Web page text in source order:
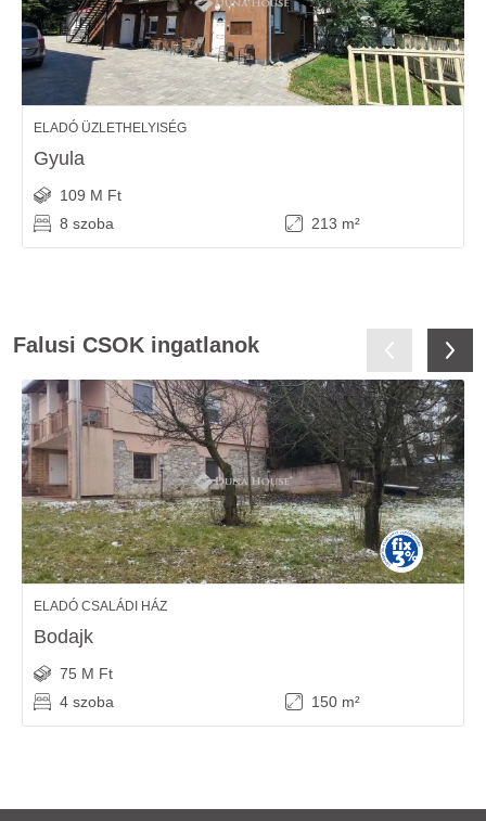
ELADÓ ÜZLETHELYISÉG
Gyula
109 M Ft
8 szoba
213 m²
Falusi CSOK ingatlanok
ELADÓ CSALÁDI HÁZ
Bodajk
75 M Ft
4 szoba
150 m²